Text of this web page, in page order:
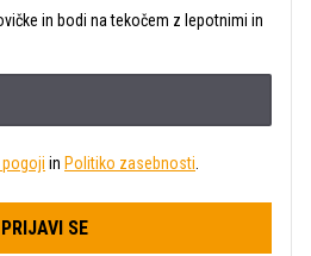
in bodi na tekočem z lepotnimi in
in Politiko zasebnosti
PRIJAVI SE